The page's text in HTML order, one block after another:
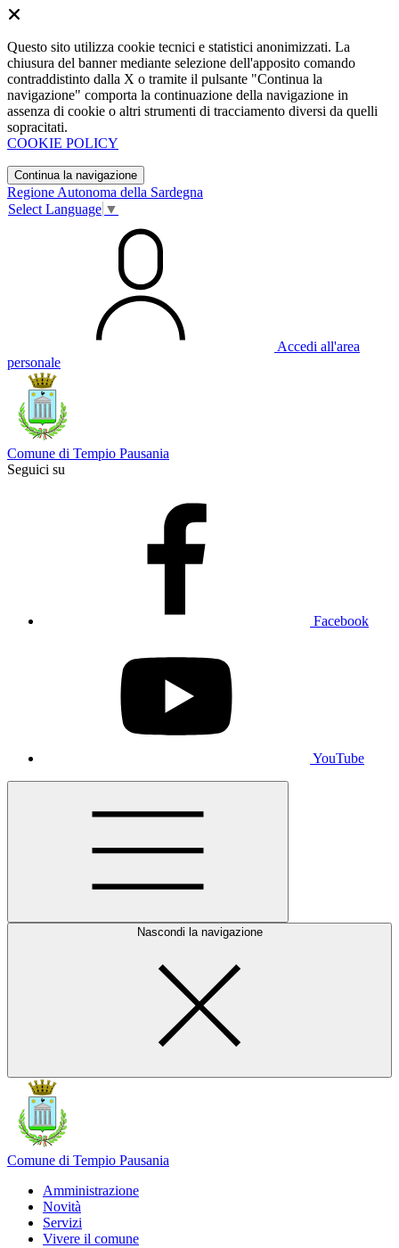
Questo sito utilizza cookie tecnici e statistici anonimizzati. La
chiusura del banner mediante selezione dell'apposito comando
contraddistinto dalla X o tramite il pulsante "Continua la
navigazione" comporta la continuazione della navigazione in
assenza di cookie o altri strumenti di tracciamento diversi da quelli
sopracitati.
COOKIE POLICY
Continua la navigazione
Regione Autonoma della Sardegna
Select Language ▼
Accedi all'area
personale
Comune di Tempio Pausania
Seguici su
Facebook
YouTube
Nascondi la navigazione
Comune di Tempio Pausania
Amministrazione
Novità
Servizi
Vivere il comune